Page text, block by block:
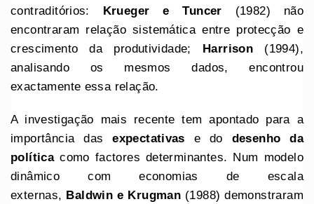
contraditórios:
Krueger e Tuncer (1982) não
encontraram relação sistemática entre protecção e
crescimento da produtividade;
Harrison (1994),
analisando os mesmos dados, encontrou
exactamente essa relação.
A investigação mais recente tem apontado para a
importância dasexpectativas e do desenho da
políticacomo factores determinantes. Num modelo
dinâmico com economias de escala
externas, Baldwin e Krugman (1988) demonstraram